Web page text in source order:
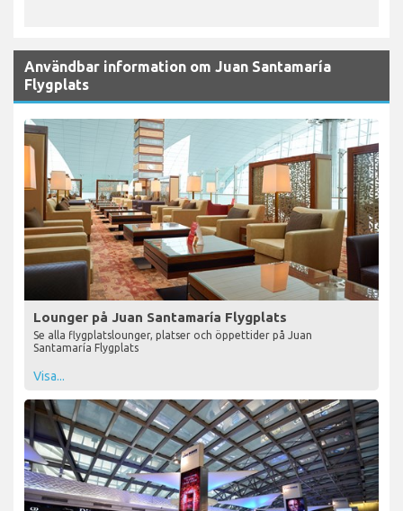
Användbar information om Juan Santamaría
Flygplats
Lounger på Juan Santamaría Flygplats
Se alla flygplatslounger, platser och öppettider på Juan
Santamaría Flygplats
Visa...